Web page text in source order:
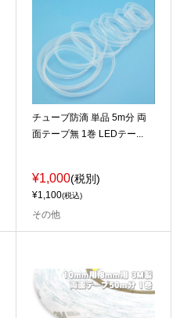
チューブ防滴 単品 5m分 両
面テープ無 1巻 LEDテー...
¥1,000(税別)
¥1,100(税込)
その他